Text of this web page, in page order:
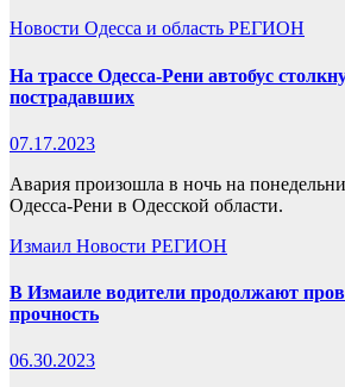
Новости Одесса и область РЕГИОН
На трассе Одесса-Рени автобус
пострадавших
07.17.2023
Авария произошла в ночь на
Одесса-Рени в Одесской области.
Измаил Новости РЕГИОН
В Измаиле водители продолжают
прочность
06.30.2023